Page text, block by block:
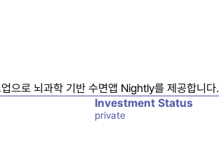
으로 뇌과학 기반 수면앱 Nightly를 제공합니다.
Investment Status
private